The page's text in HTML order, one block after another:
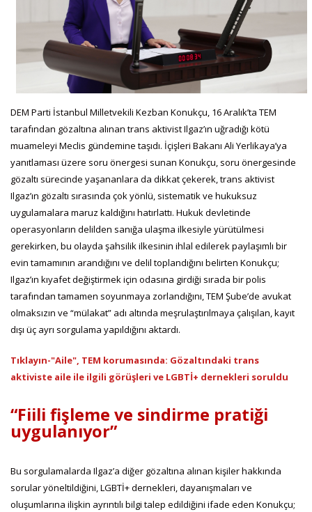
DEM Parti İstanbul Milletvekili Kezban Konukçu, 16 Aralık’ta TEM
tarafından gözaltına alınan trans aktivist Ilgaz’ın uğradığı kötü
muameleyi Meclis gündemine taşıdı. İçişleri Bakanı Ali Yerlikaya’ya
yanıtlaması üzere soru önergesi sunan Konukçu, soru önergesinde
gözaltı sürecinde yaşananlara da dikkat çekerek, trans aktivist
Ilgaz’ın gözaltı sırasında çok yönlü, sistematik ve hukuksuz
uygulamalara maruz kaldığını hatırlattı. Hukuk devletinde
operasyonların delilden sanığa ulaşma ilkesiyle yürütülmesi
gerekirken, bu olayda şahsilik ilkesinin ihlal edilerek paylaşımlı bir
evin tamamının arandığını ve delil toplandığını belirten Konukçu;
Ilgaz’ın kıyafet değiştirmek için odasına girdiği sırada bir polis
tarafından tamamen soyunmaya zorlandığını, TEM Şube’de avukat
olmaksızın ve “mülakat” adı altında meşrulaştırılmaya çalışılan, kayıt
dışı üç ayrı sorgulama yapıldığını aktardı.
Tıklayın-"Aile", TEM korumasında: Gözaltındaki trans
aktiviste aile ile ilgili görüşleri ve LGBTİ+ dernekleri soruldu
“Fiili fişleme ve sindirme pratiği
uygulanıyor”
Bu sorgulamalarda Ilgaz’a diğer gözaltına alınan kişiler hakkında
sorular yöneltildiğini, LGBTİ+ dernekleri, dayanışmaları ve
oluşumlarına ilişkin ayrıntılı bilgi talep edildiğini ifade eden Konukçu;